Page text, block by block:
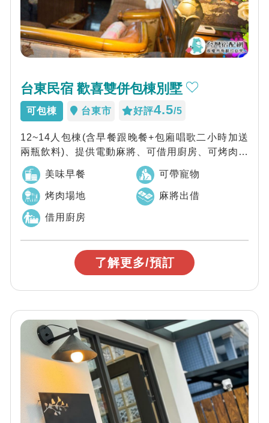
台東民宿 歡喜雙併包棟別墅
可包棟 台東市 好評4.5/5
12~14人包棟(含早餐跟晚餐+包廂唱歌二小時加送
兩瓶飲料)、提供電動麻將、可借用廚房、可烤肉、
超平價包棟首選、近台東森林公園、河...
美味早餐 可帶寵物
烤肉場地 麻將出借
借用廚房
了解更多/預訂